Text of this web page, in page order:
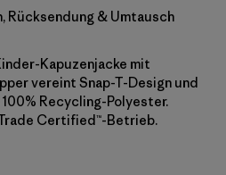
Rücksendung & Umtausch
Kapuzenjacke mit
vereint Snap-T-Design und
Recycling-Polyester.
Certified™-Betrieb.